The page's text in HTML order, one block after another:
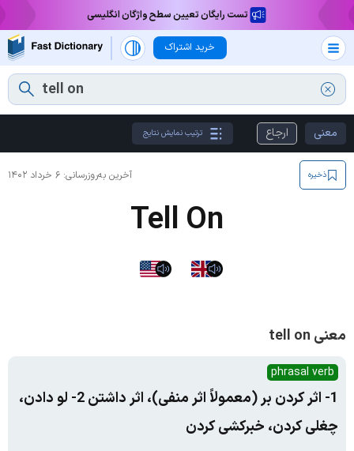
تست رایگان تعیین سطح واژگان انگلیسی
خرید اشتراک
معنی ارجاع ترتیب نمایش نتایج
آخرین به‌روزرسانی: ۶ خرداد ۱۴۰۲ ذخیره
Tell On
معنی tell on
phrasal verb
1- اثر کردن بر (معمولاً اثر منفی)، اثر داشتن 2- لو دادن،
چغلی کردن، خبر‌کشی کردن